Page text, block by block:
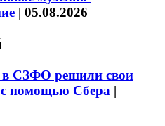
| 05.08.2026
в СЗФО решили свои
помощью Сбера |